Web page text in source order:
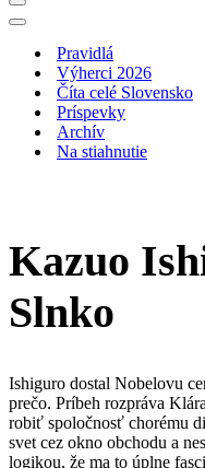
Menu
navigácie
Menu
navigáciePravidlá
Výherci 2026
Číta celé Slovensko
Príspevky
Archív
Na stiahnutie
Kazuo
Slnko
Ishiguro dostal Nobelovu
prečo. Príbeh rozpráva
robiť spoločnosť chorému
svet cez okno obchodu a
logikou, že ma to úplne